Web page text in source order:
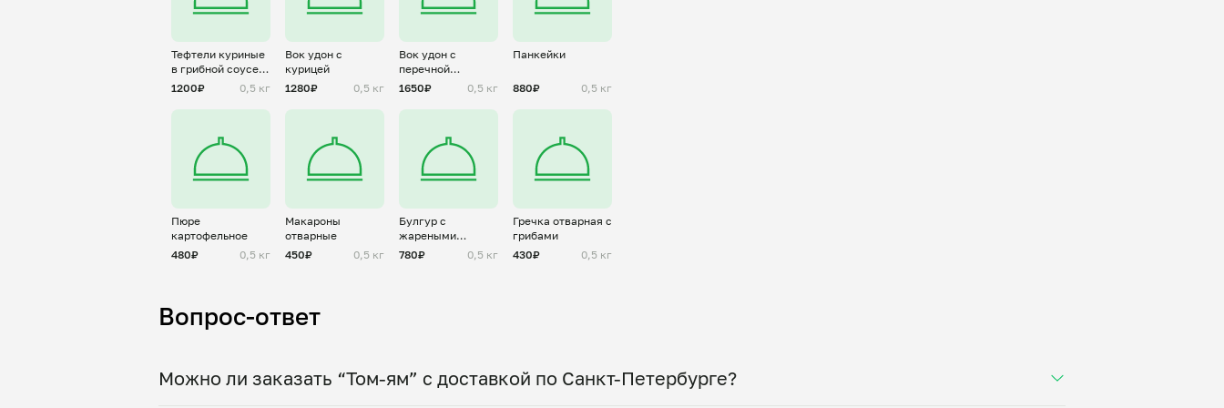
Тефтели куриные
в грибной соусе
со сливками
1200₽ 0,5 кг
Вок удон с
курицей
1280₽
0,5 кг
Вок удон с
перечной
креветкой
1650₽ 0,5 кг
Панкейки
880₽ 0,5 кг
Пюре
картофельное
480₽
0,5 кг
Макароны
отварные
450₽
0,5 кг
Булгур с
жареными
овощами
780₽ 0,5 кг
Гречка отварная с
грибами
430₽
0,5 кг
Вопрос-ответ
Можно ли заказать “Том-ям” с доставкой по Санкт-Петербурге?